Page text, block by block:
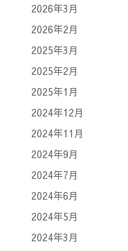
2026年3月
2026年2月
2025年3月
2025年2月
2025年1月
2024年12月
2024年11月
2024年9月
2024年7月
2024年6月
2024年5月
2024年3月